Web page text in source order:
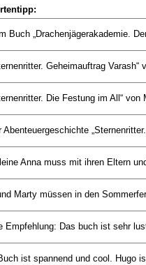
Buch „Drachenjägerakademie.
Geheimauftrag Varash“
Die Festung im All“ von
Abenteuergeschichte
Anna muss mit ihren Eltern
Marty müssen in den
Empfehlung: Das buch ist sehr
ist spannend und cool. Hugo